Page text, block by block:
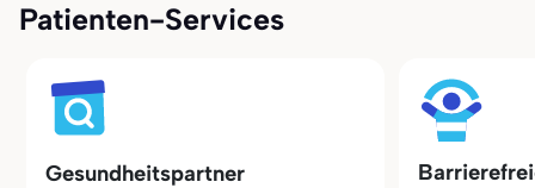
Patienten-Services
Gesundheitspartner